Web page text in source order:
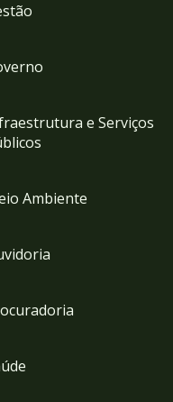
e Serviços
Ambiente